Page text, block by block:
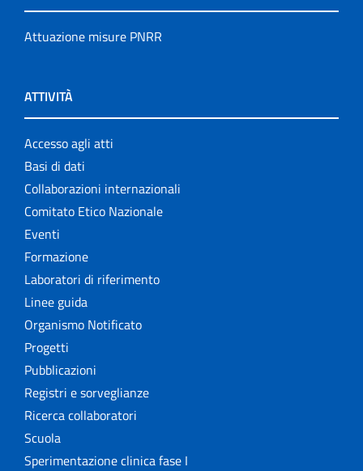
Attuazione misure PNRR
ATTIVITÀ
Accesso agli atti
Basi di dati
Collaborazioni internazionali
Comitato Etico Nazionale
Eventi
Formazione
Laboratori di riferimento
Linee guida
Organismo Notificato
Progetti
Pubblicazioni
Registri e sorveglianze
Ricerca collaboratori
Scuola
Sperimentazione clinica fase I